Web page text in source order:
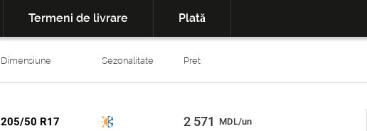
Termeni de livrare Plată
Dimensiune Sezonalitate Pret
205/50 R17 2 571 MDL/un